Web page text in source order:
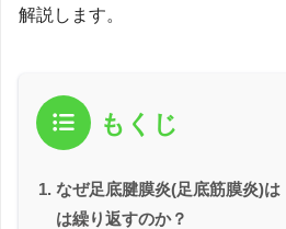
解説します。
もくじ
なぜ足底腱膜炎(足底筋膜炎)
は繰り返すのか？